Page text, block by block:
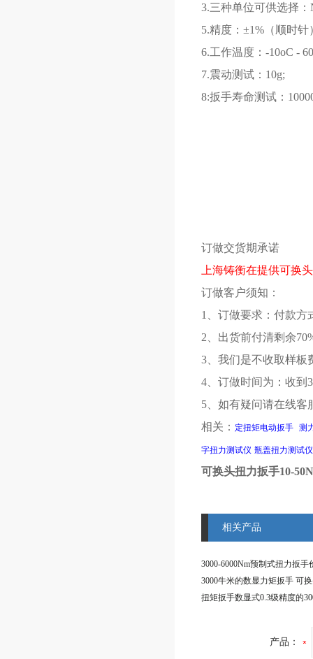
3.三种单位可供选择
5.精度：±1%（顺时
6.工作温度：-10oC -
7.震动测试：10g;
8:扳手寿命测试：
订做交货期承诺
上海铸衡在提供可换
订做客户须知：
1、订做要求：付款方
2、出货前付清剩余
3、我们是不收取样板
4、订做时间为：收到
5、如有疑问请在线客
相关： 定扭矩电动扳手 测
字扭力测试仪 瓶盖扭力测试仪
可换头扭力扳手10-
相关产品
产品：